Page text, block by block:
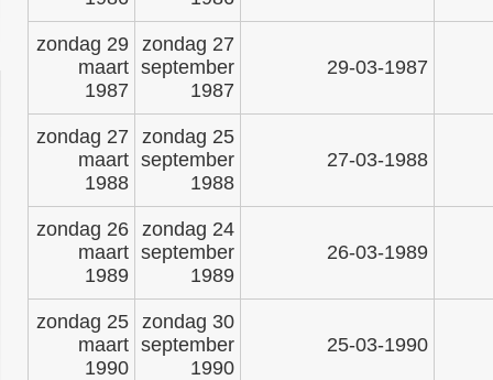
zondag 29
maart
1987
zondag 27
september
1987
29-03-1987
zondag 27
maart
1988
zondag 25
september
1988
27-03-1988
zondag 26
maart
1989
zondag 24
september
1989
26-03-1989
zondag 25
maart
1990
zondag 30
september
1990
25-03-1990